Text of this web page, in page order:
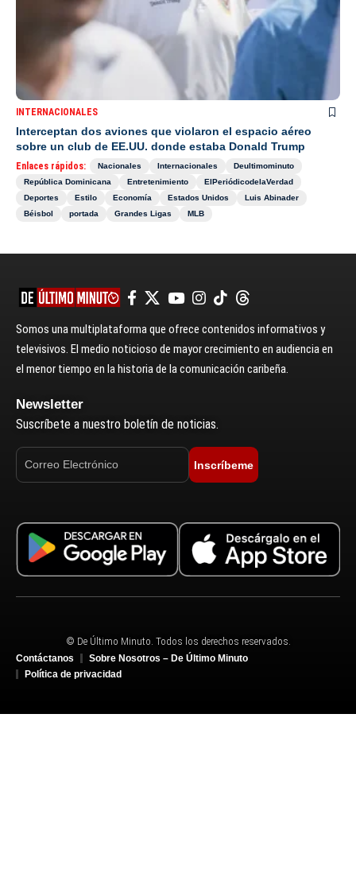
INTERNACIONALES
Interceptan dos aviones que violaron el espacio aéreo
sobre un club de EE.UU. donde estaba Donald Trump
Enlaces rápidos: Nacionales Internacionales
Deultimominuto
República Dominicana
Entretenimiento
ElPeriódicodelaVerdad
Deportes
Estilo Economía Estados Unidos
Luis Abinader
Béisbol
portada Grandes Ligas MLB
Somos una multiplataforma que ofrece contenidos informativos y
televisivos. El medio noticioso de mayor crecimiento en audiencia en
el menor tiempo en la historia de la comunicación caribeña.
Newsletter
Suscríbete a nuestro boletín de noticias.
Inscríbeme
© De Último Minuto. Todos los derechos reservados.
Contáctanos
Sobre Nosotros – De Último Minuto
Política de privacidad